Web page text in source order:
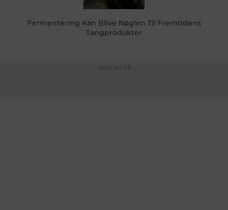
Fermentering Kan Blive Nøglen Til Fremtidens
Tangprodukter
ANNONCER